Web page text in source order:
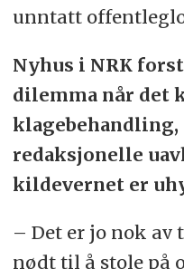
unntatt
Nyhus i NRK
dilemma når det
klagebehandling,
redaksjonelle
kildevernet er
– Det er jo nok
nødt til å stole på